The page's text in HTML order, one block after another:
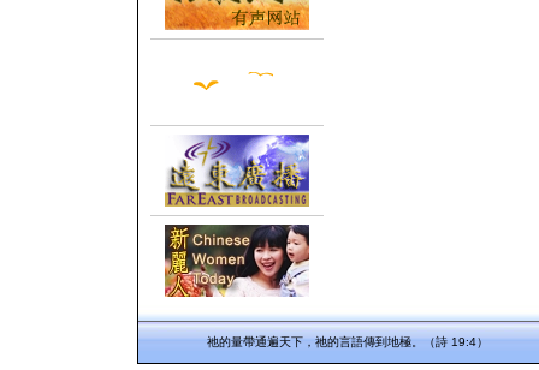
祂的量帶通遍天下，祂的言語傳到地極。（詩 19:4）